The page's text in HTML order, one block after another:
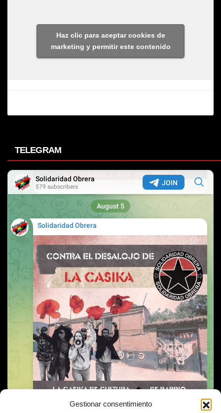
Gestionar consentimiento
Haz clic para aceptar cookies de
marketing y permitir este contenido
TELEGRAM